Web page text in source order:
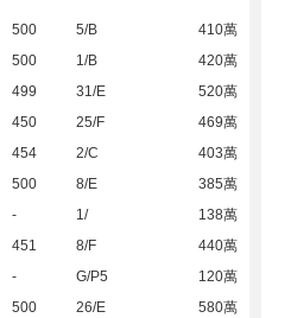
500 5/B
410萬
500 1/B
420萬
499 31/E
520萬
450 25/F
469萬
454 2/C
403萬
500 8/E
385萬
- 1/
138萬
451 8/F
440萬
- G/P5
120萬
500 26/E
580萬